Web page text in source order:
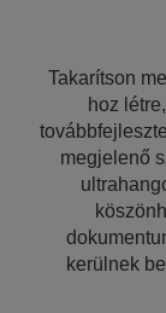
Takarítson
hoz
megjelenő
kerülnek